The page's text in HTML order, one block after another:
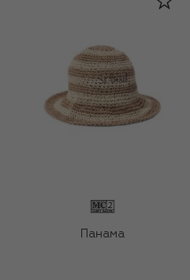
Панама